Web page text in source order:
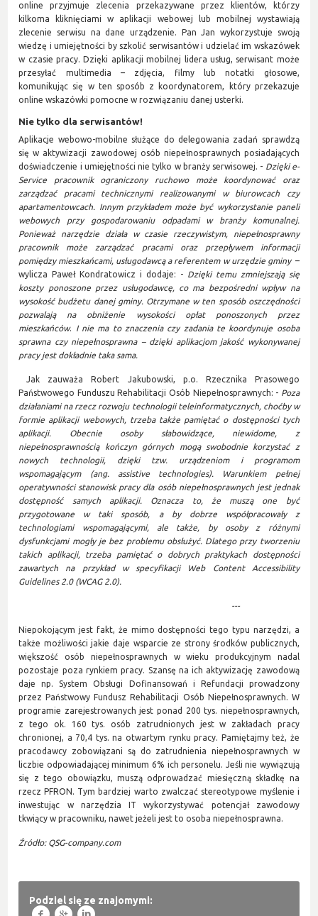
online przyjmuje zlecenia przekazywane przez klientów, którzy
kilkoma kliknięciami w aplikacji webowej lub mobilnej wystawiają
zlecenie serwisu na dane urządzenie. Pan Jan wykorzystuje swoją
wiedzę i umiejętności by szkolić serwisantów i udzielać im wskazówek
w czasie pracy. Dzięki aplikacji mobilnej lidera usług, serwisant może
przesyłać multimedia – zdjęcia, filmy lub notatki głosowe,
komunikując się w ten sposób z koordynatorem, który przekazuje
online wskazówki pomocne w rozwiązaniu danej usterki.
Nie tylko dla serwisantów!
Aplikacje webowo-mobilne służące do delegowania zadań sprawdzą
się w aktywizacji zawodowej osób niepełnosprawnych posiadających
doświadczenie i umiejętności nie tylko w branży serwisowej. - Dzięki e-
Service pracownik ograniczony ruchowo może koordynować oraz
zarządzać pracami technicznymi realizowanymi w biurowcach czy
apartamentowcach. Innym przykładem może być wykorzystanie paneli
webowych przy gospodarowaniu odpadami w branży komunalnej.
Ponieważ narzędzie działa w czasie rzeczywistym, niepełnosprawny
pracownik może zarządzać pracami oraz przepływem informacji
pomiędzy mieszkańcami, usługodawcą a referentem w urzędzie gminy–
wylicza Paweł Kondratowicz i dodaje: - Dzięki temu zmniejszają się
koszty ponoszone przez usługodawcę, co ma bezpośredni wpływ na
wysokość budżetu danej gminy. Otrzymane w ten sposób oszczędności
pozwalają na obniżenie wysokości opłat ponoszonych przez
mieszkańców.
I nie ma to znaczenia czy zadania te koordynuje osoba
sprawna czy niepełnosprawna – dzięki aplikacjom jakość wykonywanej
pracy jest dokładnie taka sama.
Jak zauważa Robert Jakubowski, p.o. Rzecznika Prasowego
Państwowego Funduszu Rehabilitacji Osób Niepełnosprawnych: - Poza
działaniami na rzecz rozwoju technologii teleinformatycznych, choćby w
formie aplikacji webowych, trzeba także pamiętać o dostępności tych
aplikacji. Obecnie osoby słabowidzące, niewidome, z
niepełnosprawnością kończyn górnych mogą swobodnie korzystać z
nowych technologii, dzięki tzw. urządzeniom i programom
wspomagającym (ang. assistive technologies). Warunkiem pełnej
operatywności stanowisk pracy dla osób niepełnosprawnych jest jednak
dostępność samych aplikacji. Oznacza to, że muszą one być
przygotowane w taki sposób, a by dobrze współpracowały z
technologiami wspomagającymi, ale także, by osoby z różnymi
dysfunkcjami mogły je bez problemu obsłużyć. Dlatego przy tworzeniu
takich aplikacji, trzeba pamiętać o dobrych praktykach dostępności
zawartych na przykład w specyfikacji Web Content Accessibility
Guidelines 2.0 (WCAG 2.0).
---
Niepokojącym jest fakt, że mimo dostępności tego typu narzędzi, a
także możliwości jakie daje wsparcie ze strony środków publicznych,
większość osób niepełnosprawnych w wieku produkcyjnym nadal
pozostaje poza rynkiem pracy. Szansę na ich aktywizację zawodową
daje np. System Obsługi Dofinansowań i Refundacji prowadzony
przez Państwowy Fundusz Rehabilitacji Osób Niepełnosprawnych. W
programie zarejestrowanych jest ponad 200 tys. niepełnosprawnych,
z tego ok. 160 tys. osób zatrudnionych jest w zakładach pracy
chronionej, a 70,4 tys. na otwartym rynku pracy. Pamiętajmy też, że
pracodawcy zobowiązani są do zatrudnienia niepełnosprawnych w
liczbie odpowiadającej minimum 6% ich personelu. Jeśli nie wywiązują
się z tego obowiązku, muszą odprowadzać miesięczną składkę na
rzecz PFRON. Tym bardziej warto zwalczać stereotypowe myślenie i
inwestując w narzędzia IT wykorzystywać potencjał zawodowy
tkwiący w pracowniku, nawet jeżeli jest to osoba niepełnosprawna.
Źródło: QSG-company.com
Podziel się ze znajomymi: